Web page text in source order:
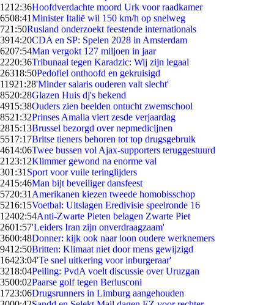
1212:36Hoofdverdachte moord Urk voor raadkamer
6508:41Minister Italië wil 150 km/h op snelweg
721:50Rusland onderzoekt feestende internationals
3914:20CDA en SP: Spelen 2028 in Amsterdam
6207:54Man vergokt 127 miljoen in jaar
2220:36Tribunaal tegen Karadzic: Wij zijn legaal
26318:50Pedofiel onthoofd en gekruisigd
11921:28'Minder salaris ouderen valt slecht'
8520:28Glazen Huis dj's bekend
4915:38Ouders zien beelden ontucht zwemschool
8521:32Prinses Amalia viert zesde verjaardag
2815:13Brussel bezorgd over nepmedicijnen
5517:17Britse tieners behoren tot top drugsgebruik
4614:06Twee bussen vol Ajax-supporters teruggestuurd
21 23:12Klimmer gewond na enorme val
301:31 Sport voor vuile teringlijders
2415:46Man bijt beveiliger dansfeest
5720:31 Amerikanen kiezen tweede homobisschop
5216:15Voetbal: Uitslagen Eredivisie speelronde 16
12402:54Anti-Zwarte Pieten belagen Zwarte Piet
2601:57'Leiders Iran zijn onverdraagzaam'
3600:48Donner: kijk ook naar loon oudere werknemers
9412:50Britten: Klimaat niet door mens gewijzigd
16423:04'Te snel uitkering voor inburgeraar'
3218:04Peiling: PvdA voelt discussie over Uruzgan
3500:02Paarse golf tegen Berlusconi
1723:06Drugsrunners in Limburg aangehouden